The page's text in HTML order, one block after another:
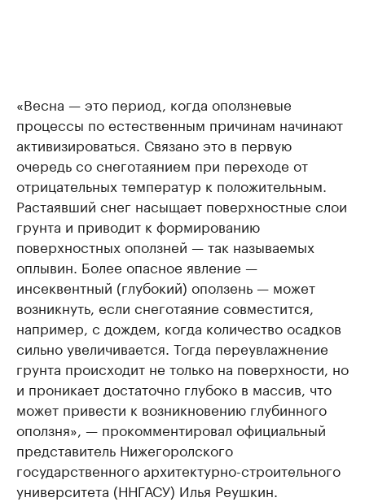
«Весна — это период, когда оползневые
процессы по естественным причинам начинают
активизироваться. Связано это в первую
очередь со снеготаянием при переходе от
отрицательных температур к положительным.
Растаявший снег насыщает поверхностные слои
грунта и приводит к формированию
поверхностных оползней — так называемых
оплывин. Более опасное явление —
инсеквентный (глубокий) оползень — может
возникнуть, если снеготаяние совместится,
например, с дождем, когда количество осадков
сильно увеличивается. Тогда переувлажнение
грунта происходит не только на поверхности, но
и проникает достаточно глубоко в массив, что
может привести к возникновению глубинного
оползня», — прокомментировал официальный
представитель Нижегоролского
государственного архитектурно-строительного
университета (ННГАСУ) Илья Реушкин.